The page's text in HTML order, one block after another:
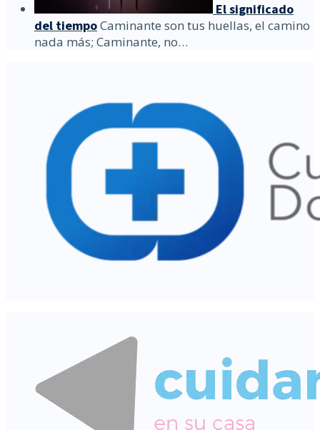
El significado
del tiempoCaminante son tus huellas, el camino
nada más; Caminante, no…